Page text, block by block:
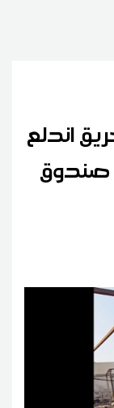
اندلع
صندوق